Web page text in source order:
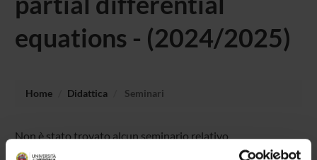
equations - (2024/2025)
Home Didattica Seminari
Non è stato trovato alcun seminario relativo
all'insegnamento Numerical methods for partial differential